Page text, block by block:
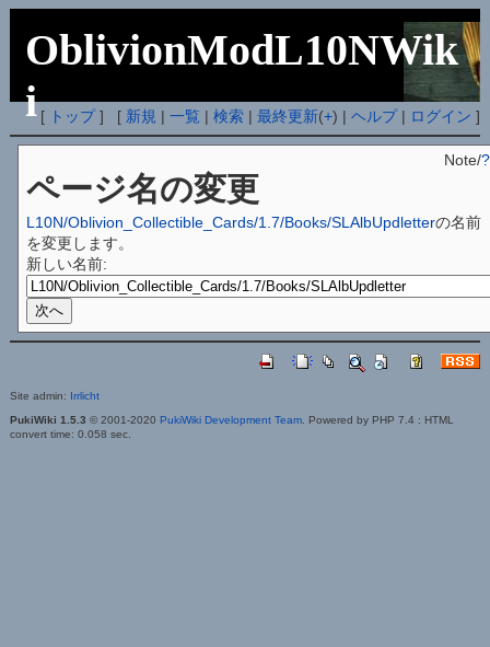
OblivionModL10NWik
i [ トップ] [ 新規 |一覧 |検索 |最終更新(+) |ヘルプ| ログイン ]
ページ名の変更
Note/?
L10N/Oblivion_Collectible_Cards/1.7/Books/SLAlbUpdletterの名前
を変更します。
新しい名前:
Site admin: Irrlicht
PukiWiki 1.5.3 © 2001-2020 PukiWiki Development Team. Powered by PHP 7.4 : HTML
convert time: 0.058 sec.